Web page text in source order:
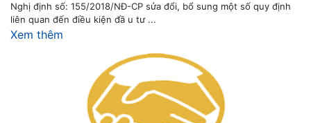
Nghị định số: 155/2018/NĐ-CP sửa đổi, bổ sung một số quy định
liên quan đến điều kiện đầ u tư ...
Xem thêm